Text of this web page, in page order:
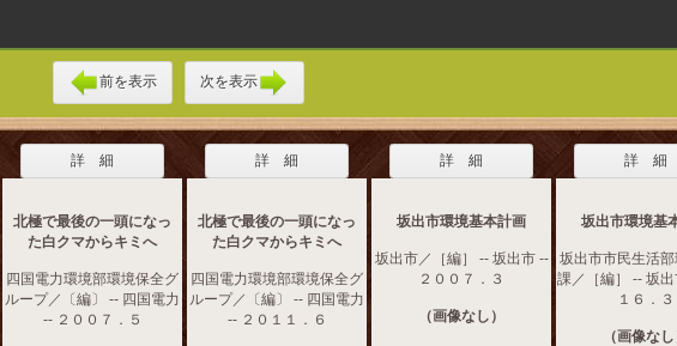
前を表示 次を表示
詳 細
北極で最後の一頭になっ
た白クマからキミへ
四国電力環境部環境保全グ
ループ／〔編〕 -- 四国電力
-- ２００７．５
詳 細
北極で最後の一頭になっ
た白クマからキミへ
四国電力環境部環境保全グ
ループ／〔編〕 -- 四国電力
-- ２０１１．６
詳 細
坂出市環境基本計画
坂出市／［編］ -- 坂出市 --
２００７．３
（画像なし）
詳 細
坂出市環境基
坂出市市民生活
課／［編］ -- 坂出
１６．３
（画像なし